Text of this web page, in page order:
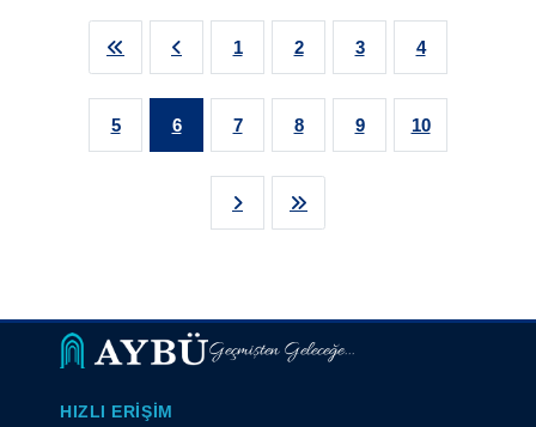
1 2 3 4
5 6 7 8 9 10
Geçmişten Geleceğe...
HIZLI ERIŞIM